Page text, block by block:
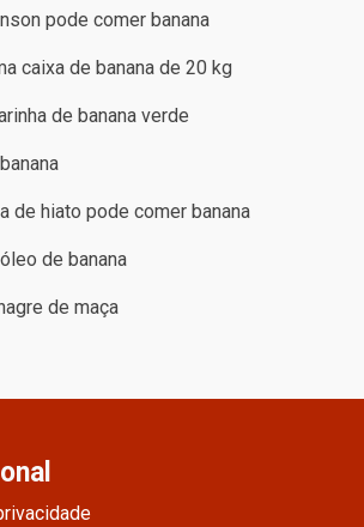
pode comer banana
caixa de banana de 20 kg
de banana verde
de hiato pode comer banana
de banana
de maça